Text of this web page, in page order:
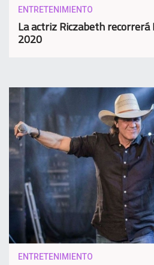
ENTRETENIMIENTO
La actriz Riczabeth
2020
ENTRETENIMIENTO